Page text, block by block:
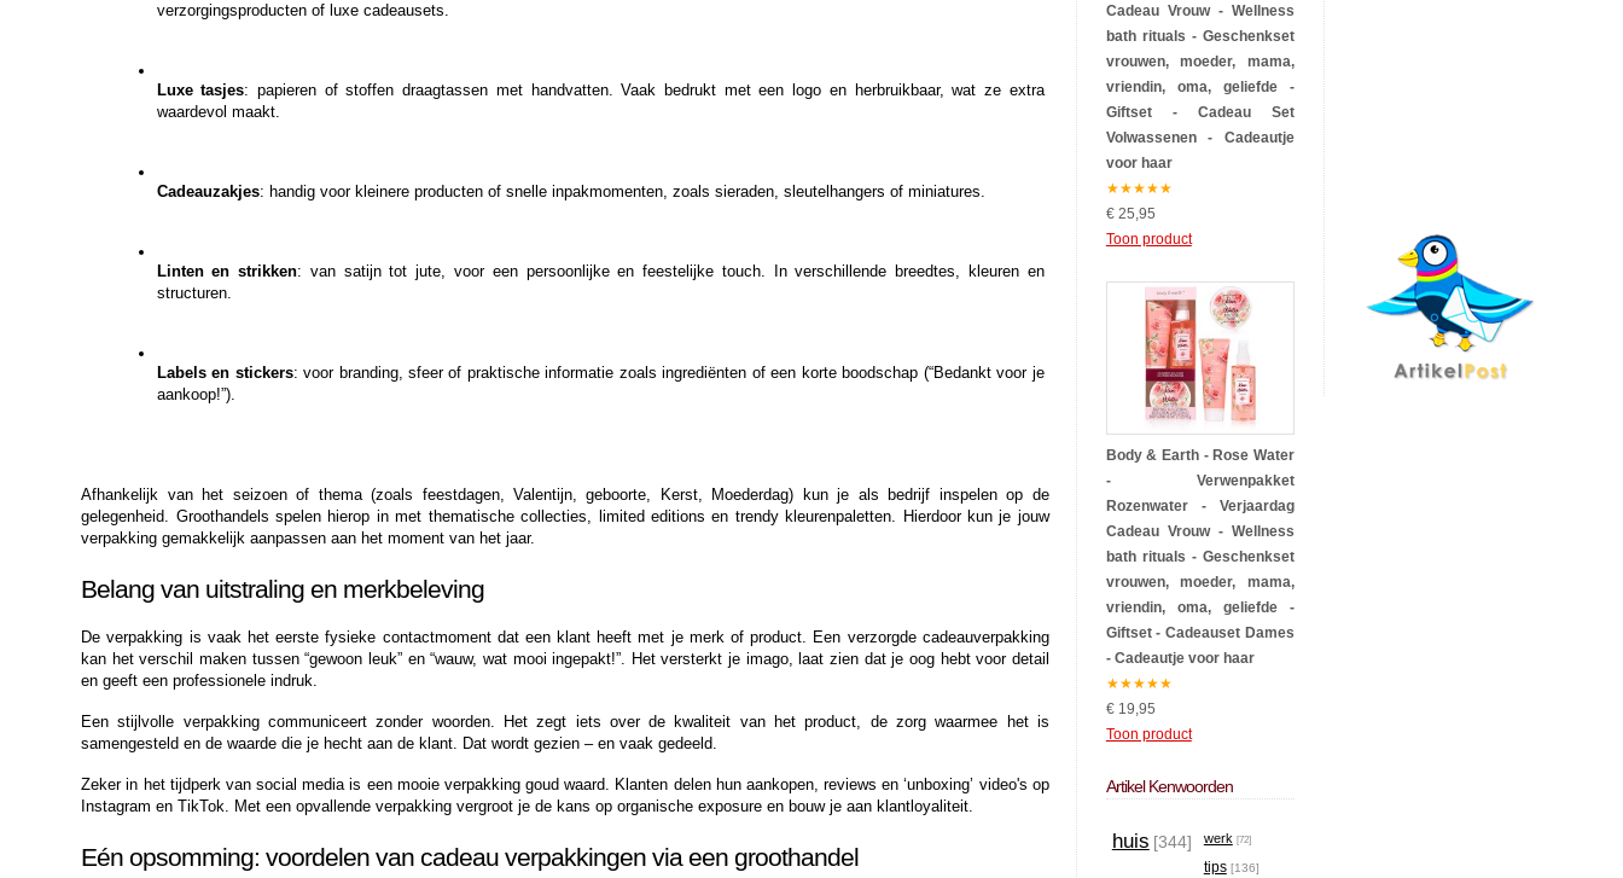
verzorgingsproducten of luxe cadeausets.
Luxe tasjes: papieren of stoffen draagtassen met handvatten. Vaak bedrukt met een logo en herbruikbaar, wat ze extra
waardevol maakt.
Cadeauzakjes: handig voor kleinere producten of snelle inpakmomenten, zoals sieraden, sleutelhangers of miniatures.
Linten en strikken: van satijn tot jute, voor een persoonlijke en feestelijke touch. In verschillende breedtes, kleuren en
structuren.
Labels en stickers: voor branding, sfeer of praktische informatie zoals ingrediënten of een korte boodschap (“Bedankt voor je
aankoop!”).
Afhankelijk van het seizoen of thema (zoals feestdagen, Valentijn, geboorte, Kerst, Moederdag) kun je als bedrijf inspelen op de
gelegenheid. Groothandels spelen hierop in met thematische collecties, limited editions en trendy kleurenpaletten. Hierdoor kun je jouw
verpakking gemakkelijk aanpassen aan het moment van het jaar.
Belang van uitstraling en merkbeleving
De verpakking is vaak het eerste fysieke contactmoment dat een klant heeft met je merk of product. Een verzorgde cadeauverpakking
kan het verschil maken tussen “gewoon leuk” en “wauw, wat mooi ingepakt!”. Het versterkt je imago, laat zien dat je oog hebt voor detail
en geeft een professionele indruk.
Een stijlvolle verpakking communiceert zonder woorden. Het zegt iets over de kwaliteit van het product, de zorg waarmee het is
samengesteld en de waarde die je hecht aan de klant. Dat wordt gezien – en vaak gedeeld.
Zeker in het tijdperk van social media is een mooie verpakking goud waard. Klanten delen hun aankopen, reviews en ‘unboxing’ video's op
Instagram en TikTok. Met een opvallende verpakking vergroot je de kans op organische exposure en bouw je aan klantloyaliteit.
Eén opsomming: voordelen van cadeau verpakkingen via een groothandel
Cadeau Vrouw - Wellness
bath rituals - Geschenkset
vrouwen, moeder, mama,
vriendin, oma, geliefde -
Giftset - Cadeau Set
Volwassenen - Cadeautje
voor haar
★★★★★
€ 25,95
Toon product
Body & Earth - Rose Water
- Verwenpakket
Rozenwater - Verjaardag
Cadeau Vrouw - Wellness
bath rituals - Geschenkset
vrouwen, moeder, mama,
vriendin, oma, geliefde -
Giftset - Cadeauset Dames
- Cadeautje voor haar
★★★★★
€ 19,95
Toon product
Artikel Kenwoorden
huis [344] werk [72]
tips [136]